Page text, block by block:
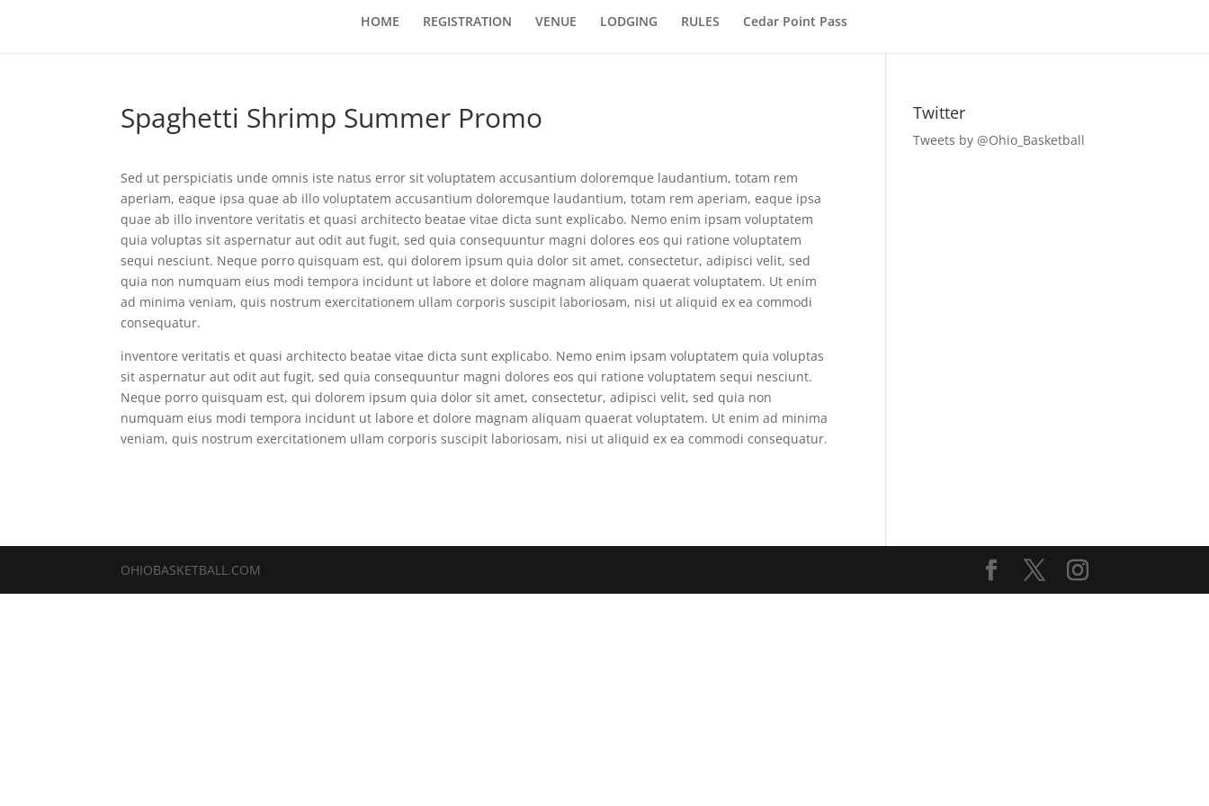
HOME REGISTRATION VENUE LODGING RULES Cedar Point Pass
Spaghetti Shrimp Summer Promo
Sed ut perspiciatis unde omnis iste natus error sit voluptatem accusantium doloremque laudantium, totam rem
aperiam, eaque ipsa quae ab illo voluptatem accusantium doloremque laudantium, totam rem aperiam, eaque ipsa
quae ab illo inventore veritatis et quasi architecto beatae vitae dicta sunt explicabo. Nemo enim ipsam voluptatem
quia voluptas sit aspernatur aut odit aut fugit, sed quia consequuntur magni dolores eos qui ratione voluptatem
sequi nesciunt. Neque porro quisquam est, qui dolorem ipsum quia dolor sit amet, consectetur, adipisci velit, sed
quia non numquam eius modi tempora incidunt ut labore et dolore magnam aliquam quaerat voluptatem. Ut enim
ad minima veniam, quis nostrum exercitationem ullam corporis suscipit laboriosam, nisi ut aliquid ex ea commodi
consequatur.
inventore veritatis et quasi architecto beatae vitae dicta sunt explicabo. Nemo enim ipsam voluptatem quia voluptas
sit aspernatur aut odit aut fugit, sed quia consequuntur magni dolores eos qui ratione voluptatem sequi nesciunt.
Neque porro quisquam est, qui dolorem ipsum quia dolor sit amet, consectetur, adipisci velit, sed quia non
numquam eius modi tempora incidunt ut labore et dolore magnam aliquam quaerat voluptatem. Ut enim ad minima
veniam, quis nostrum exercitationem ullam corporis suscipit laboriosam, nisi ut aliquid ex ea commodi consequatur.
Twitter
Tweets by @Ohio_Basketball
OHIOBASKETBALL.COM